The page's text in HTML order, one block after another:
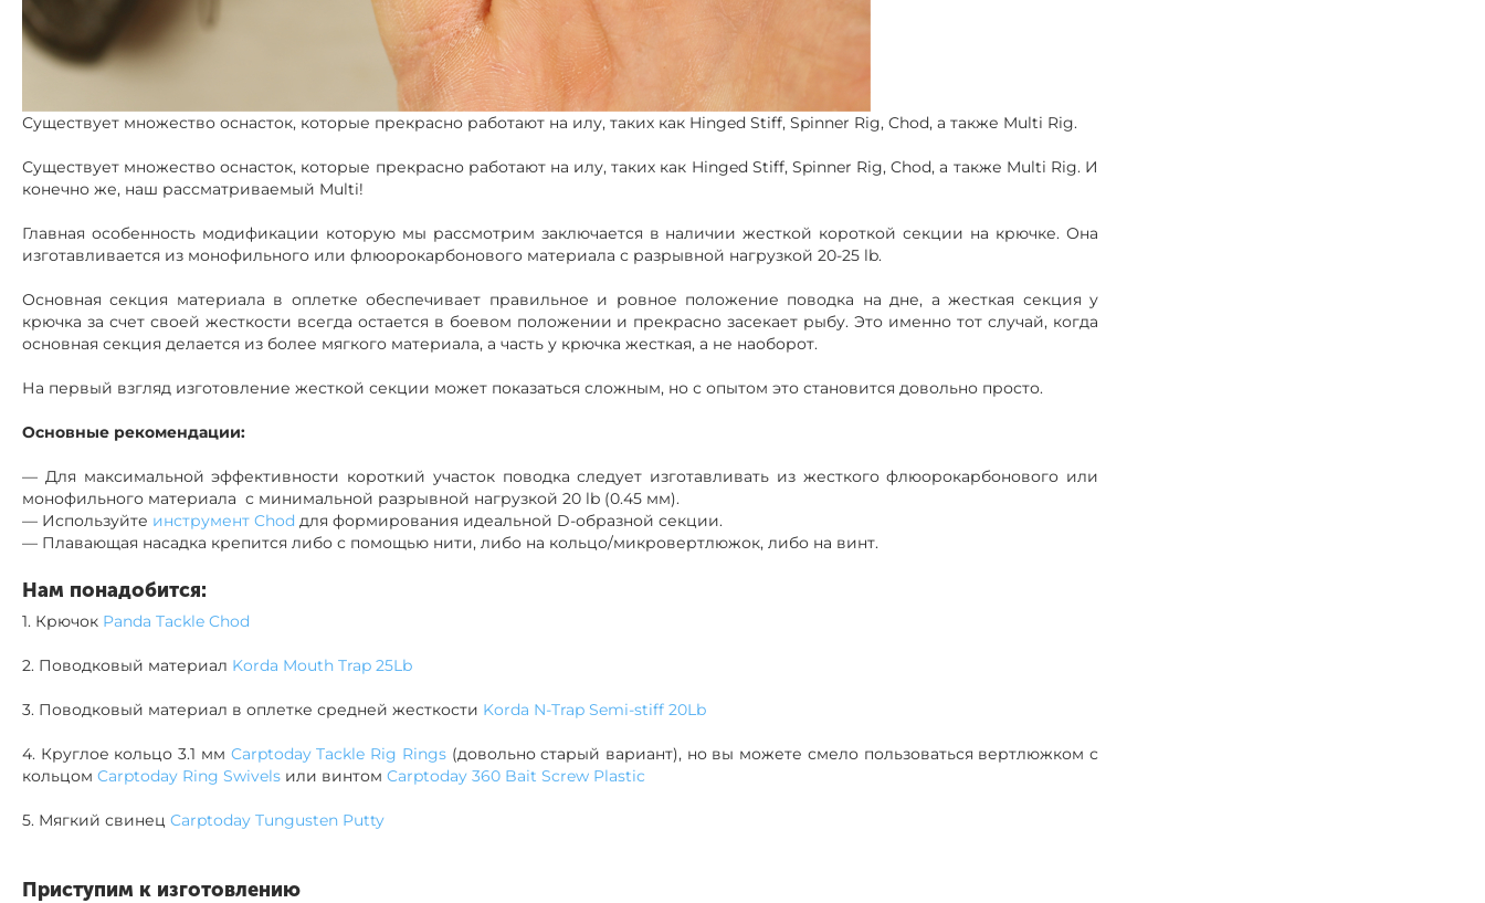
Существует множество оснасток, которые прекрасно работают на илу, таких как Hinged Stiff, Spinner Rig, Chod, а также Multi Rig.
Существует множество оснасток, которые прекрасно работают на илу, таких как Hinged Stiff, Spinner Rig, Chod, а также Multi Rig. И
конечно же, наш рассматриваемый Multi!
Главная особенность модификации которую мы рассмотрим заключается в наличии жесткой короткой секции на крючке. Она
изготавливается из монофильного или флюорокарбонового материала с разрывной нагрузкой 20-25 lb.
Основная секция материала в оплетке обеспечивает правильное и ровное положение поводка на дне, а жесткая секция у
крючка за счет своей жесткости всегда остается в боевом положении и прекрасно засекает рыбу. Это именно тот случай, когда
основная секция делается из более мягкого материала, а часть у крючка жесткая, а не наоборот.
На первый взгляд изготовление жесткой секции может показаться сложным, но с опытом это становится довольно просто.
Основные рекомендации:
— Для максимальной эффективности короткий участок поводка следует изготавливать из жесткого флюорокарбонового или
монофильного материала с минимальной разрывной нагрузкой 20 lb (0.45 мм).
— Используйте инструмент Chod для формирования идеальной D-образной секции.
— Плавающая насадка крепится либо с помощью нити, либо на кольцо/микровертлюжок, либо на винт.
Нам понадобится:
1. Крючок Panda Tackle Chod
2. Поводковый материал Korda Mouth Trap 25Lb
3. Поводковый материал в оплетке средней жесткости Korda N-Trap Semi-stiff 20Lb
4. Круглое кольцо 3.1 мм Carptoday Tackle Rig Rings(довольно старый вариант), но вы можете смело пользоваться вертлюжком с
кольцом Carptoday Ring Swivels или винтом Carptoday 360 Bait Screw Plastic
5. Мягкий свинец Carptoday Tungusten Putty
Приступим к изготовлению